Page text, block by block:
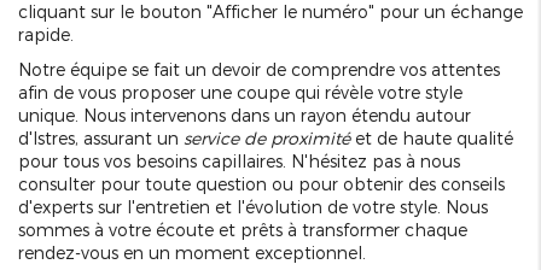
cliquant sur le bouton "Afficher le numéro" pour un échange
rapide.
Notre équipe se fait un devoir de comprendre vos attentes
afin de vous proposer une coupe qui révèle votre style
unique. Nous intervenons dans un rayon étendu autour
d'Istres, assurant un service de proximitéet de haute qualité
pour tous vos besoins capillaires. N'hésitez pas à nous
consulter pour toute question ou pour obtenir des conseils
d'experts sur l'entretien et l'évolution de votre style. Nous
sommes à votre écoute et prêts à transformer chaque
rendez-vous en un moment exceptionnel.